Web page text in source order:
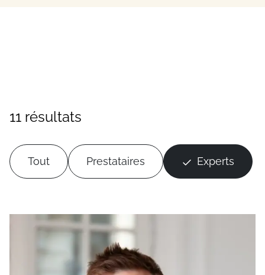
11 résultats
Tout Prestataires Experts